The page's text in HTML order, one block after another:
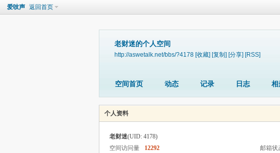
爱吱声 返回首页
老财迷的个人空间
http://aswetalk.net/bbs/?4178 [收藏] [复制] [分享] [RSS]
空间首页 动态 记录 日志 相
个人资料
老财迷(UID: 4178)
空间访问量
12292 邮箱状